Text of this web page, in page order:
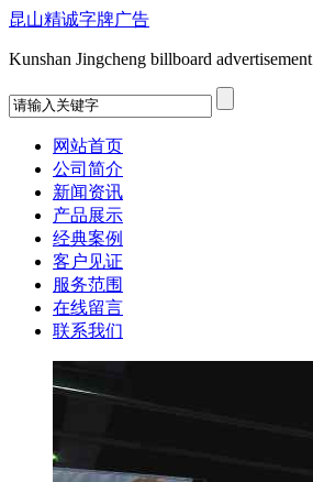
昆山精诚字牌广告
Kunshan Jingcheng billboard advertisement
网站首页
公司简介
新闻资讯
产品展示
经典案例
客户见证
服务范围
在线留言
联系我们